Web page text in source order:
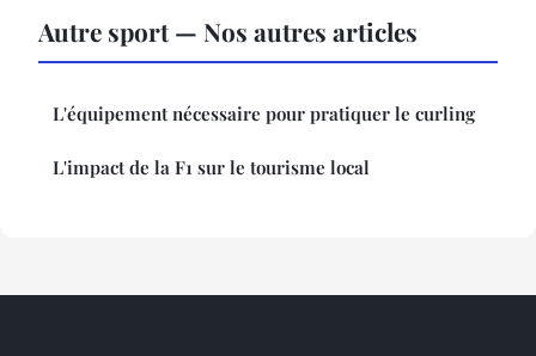
Autre sport — Nos autres articles
L'équipement nécessaire pour pratiquer le curling
L'impact de la F1 sur le tourisme local